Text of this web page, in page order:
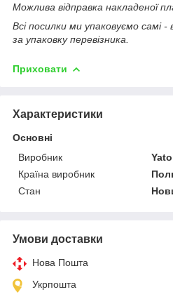
Можлива відправка накладеної
Всі посилки ми упаковуємо самі
за упаковку перевізника.
Приховати
Характеристики
Основні
Виробник
Yato
Країна виробник
Стан
Умови доставки
Нова Пошта
Укрпошта